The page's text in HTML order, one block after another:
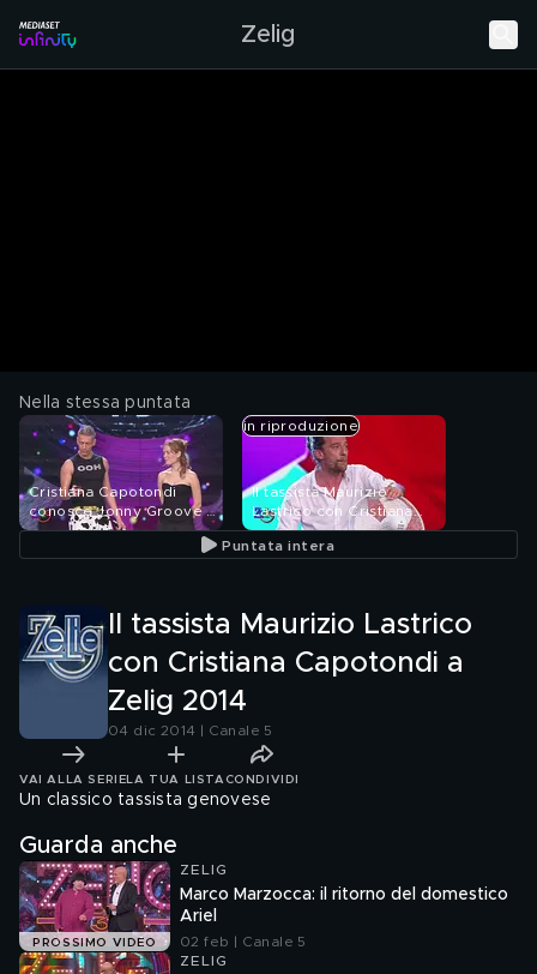
Zelig
Nella stessa puntata
Cristiana Capotondi
conosce Jonny Groove a
Zelig 2014
in riproduzione
Il tassista Maurizio
Lastrico con Cristiana
Capotondi a Zelig 2014
Puntata intera
Il tassista Maurizio Lastrico
con Cristiana Capotondi a
Zelig 2014
04 dic 2014 | Canale 5
VAI ALLA SERIE LA TUA LISTA CONDIVIDI
Un classico tassista genovese
Guarda anche
PROSSIMO VIDEO
ZELIG
Marco Marzocca: il ritorno del domestico
Ariel
02 feb | Canale 5
ZELIG